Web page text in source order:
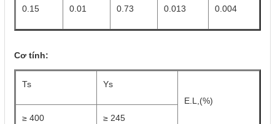
0.15 0.01 0.73 0.013 0.004
Cơ tính:
Ts
Ys
E.L,(%)
≥ 400
≥ 245